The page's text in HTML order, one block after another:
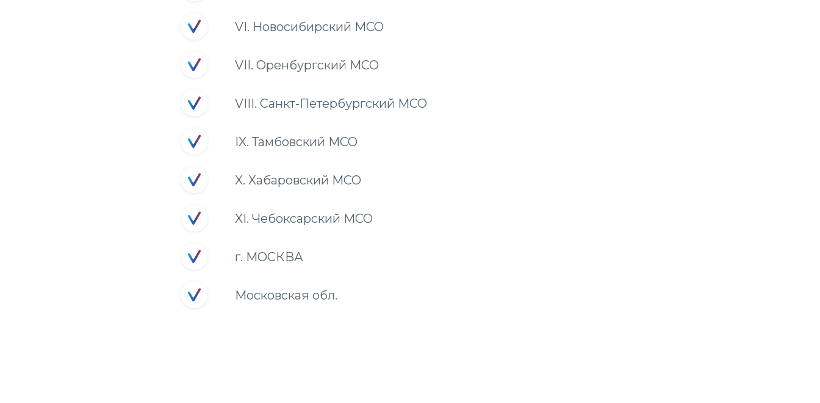
VI. Новосибирский МСО
VII. Оренбургский МСО
VIII. Санкт-Петербургский МСО
IX. Тамбовский МСО
X. Хабаровский МСО
XI. Чебоксарский МСО
г. МОСКВА
Московская обл.